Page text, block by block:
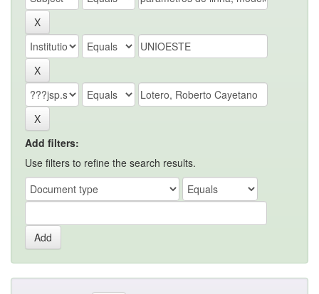
Add filters:
Use filters to refine the search results.